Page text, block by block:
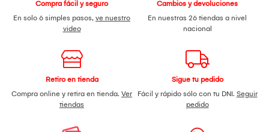
Compra fácil y seguro
En solo 6 simples pasos, ve nuestro
video
Cambios y devoluciones
En nuestras 26 tiendas a nivel
nacional
Retiro en tienda
Compra online y retira en tienda. Ver
tiendas
Sigue tu pedido
Fácil y rápido sólo con tu DNI. Seguir
pedido